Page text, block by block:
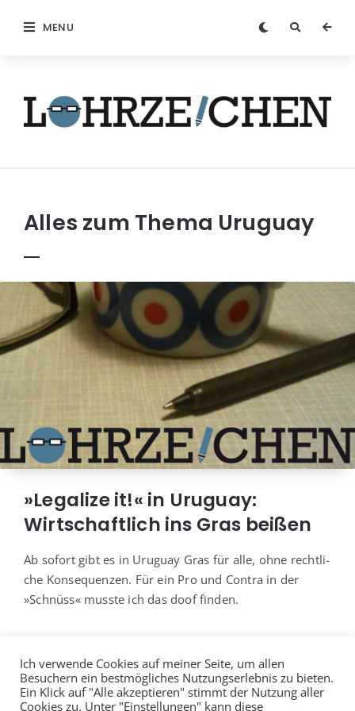
MENU
Alles zum Thema Uruguay
»Legalize it!« in Uruguay:
Wirtschaftlich ins Gras beißen
Ab sofort gibt es in Uru­gu­ay Gras für alle, ohne recht­li­
che Kon­se­quen­zen. Für ein Pro und Con­tra in der
»Schnüss« muss­te ich das doof finden.
Ich verwende Cookies auf meiner Seite, um allen
Besuchern ein bestmögliches Nutzungserlebnis zu bieten.
Ein Klick auf "Alle akzeptieren" stimmt der Nutzung aller
Cookies zu. Unter "Einstellungen" kann diese